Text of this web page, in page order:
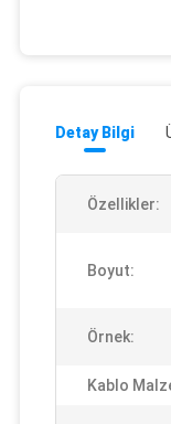
Detay Bilgi
Özellikler:
Boyut:
Örnek:
Kablo